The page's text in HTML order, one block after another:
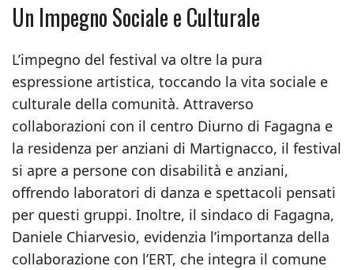
Un Impegno Sociale e Culturale
L’impegno del festival va oltre la pura
espressione artistica, toccando la vita sociale e
culturale della comunità. Attraverso
collaborazioni con il centro Diurno di Fagagna e
la residenza per anziani di Martignacco, il festival
si apre a persone con disabilità e anziani,
offrendo laboratori di danza e spettacoli pensati
per questi gruppi. Inoltre, il sindaco di Fagagna,
Daniele Chiarvesio, evidenzia l’importanza della
collaborazione con l’ERT, che integra il comune